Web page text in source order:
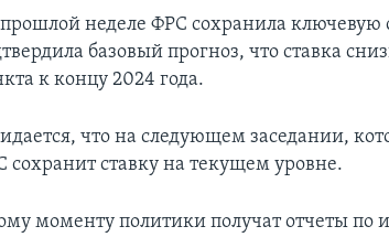
неделе ФРС сохранила ключевую
базовый прогноз, что ставка
к концу 2024 года.
что на следующем заседании,
сохранит ставку на текущем уровне.
моменту политики получат отчеты по